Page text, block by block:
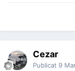
Cezar
Publicat 9